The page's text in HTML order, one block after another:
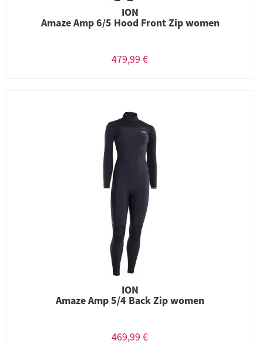
ION
Amaze Amp 6/5 Hood Front Zip women
479,99 €
ION
Amaze Amp 5/4 Back Zip women
469,99 €